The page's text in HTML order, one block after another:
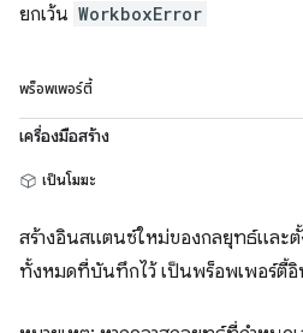
ยกเว้น WorkboxError
พร็อพเพอร์ตี้
เครื่องมือสร้าง
เป็นโมฆะ
สร้างอินสแตนซ์ใหม่ของกลยุทธ์และตั้
ทั้งหมดที่บันทึกไว้ เป็นพร็อพเพอร์ตี้